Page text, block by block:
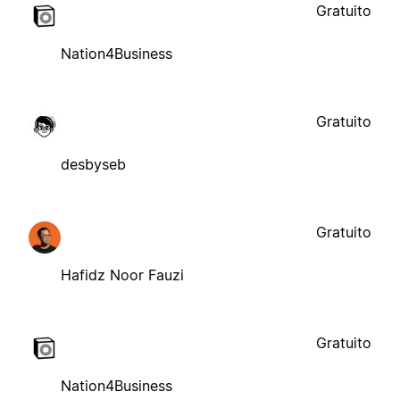
Nation4Business
Gratuito
desbyseb
Gratuito
Hafidz Noor Fauzi
Gratuito
Nation4Business
Gratuito